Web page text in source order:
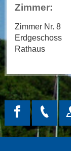
Zimmer:
Zimmer Nr. 8
Erdgeschoss
Rathaus